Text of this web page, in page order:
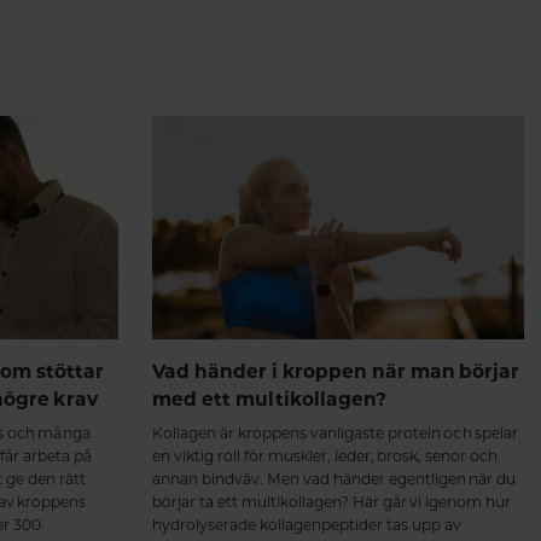
stöttar
krav
och många
arbeta på
ge den rätt
kroppens
300
Vad händer i kroppen när man börjar
med ett multikollagen?
Kollagen är kroppens vanligaste protein och spelar
en viktig roll för muskler, leder, brosk, senor och
annan bindväv. Men vad händer egentligen när du
börjar ta ett multikollagen? Här går vi igenom hur
hydrolyserade kollagenpeptider tas upp av